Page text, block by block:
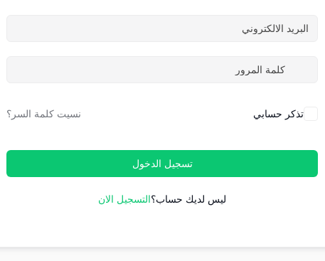
تذكر حسابي نسيت كلمة السر؟
تسجيل الدخول
ليس لديك حساب؟التسجيل الان